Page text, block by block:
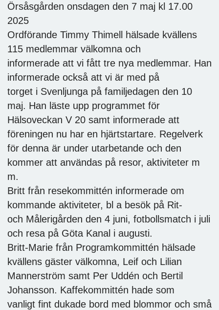
Örsåsgården onsdagen den 7 maj kl 17.00
2025
Ordförande Timmy Thimell hälsade kvällens
115 medlemmar välkomna och
informerade att vi fått tre nya medlemmar. Han
informerade också att vi är med på
torget i Svenljunga på familjedagen den 10
maj. Han läste upp programmet för
Hälsoveckan V 20 samt informerade att
föreningen nu har en hjärtstartare. Regelverk
för denna är under utarbetande och den
kommer att användas på resor, aktiviteter m
m.
Britt från resekommittén informerade om
kommande aktiviteter, bl a besök på Rit-
och Målerigården den 4 juni, fotbollsmatch i juli
och resa på Göta Kanal i augusti.
Britt-Marie från Programkommittén hälsade
kvällens gäster välkomna, Leif och Lilian
Mannerström samt Per Uddén och Bertil
Johansson. Kaffekommittén hade som
vanligt fint dukade bord med blommor och små